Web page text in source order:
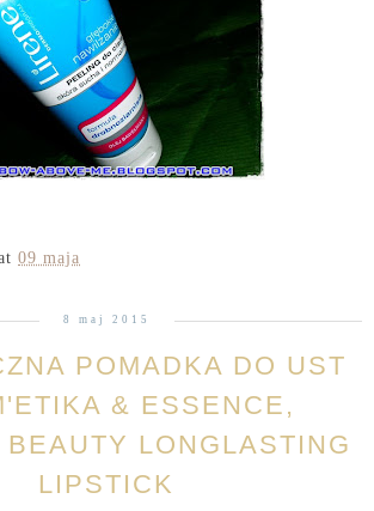
09 maja
8 maj 2015
POMADKA DO UST
& ESSENCE,
BEAUTY LONGLASTING
LIPSTICK